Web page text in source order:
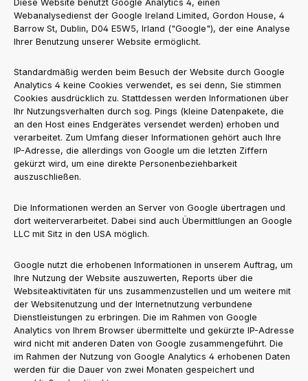
Diese Website benutzt Google Analytics 4, einen
Webanalysedienst der Google Ireland Limited, Gordon House, 4
Barrow St, Dublin, D04 E5W5, Irland ("Google"), der eine Analyse
Ihrer Benutzung unserer Website ermöglicht.
Standardmäßig werden beim Besuch der Website durch Google
Analytics 4 keine Cookies verwendet, es sei denn, Sie stimmen
Cookies ausdrücklich zu. Stattdessen werden Informationen über
Ihr Nutzungsverhalten durch sog. Pings (kleine Datenpakete, die
an den Host eines Endgerätes versendet werden) erhoben und
verarbeitet. Zum Umfang dieser Informationen gehört auch Ihre
IP-Adresse, die allerdings von Google um die letzten Ziffern
gekürzt wird, um eine direkte Personenbeziehbarkeit
auszuschließen.
Die Informationen werden an Server von Google übertragen und
dort weiterverarbeitet. Dabei sind auch Übermittlungen an Google
LLC mit Sitz in den USA möglich.
Google nutzt die erhobenen Informationen in unserem Auftrag, um
Ihre Nutzung der Website auszuwerten, Reports über die
Websiteaktivitäten für uns zusammenzustellen und um weitere mit
der Websitenutzung und der Internetnutzung verbundene
Dienstleistungen zu erbringen. Die im Rahmen von Google
Analytics von Ihrem Browser übermittelte und gekürzte IP-Adresse
wird nicht mit anderen Daten von Google zusammengeführt. Die
im Rahmen der Nutzung von Google Analytics 4 erhobenen Daten
werden für die Dauer von zwei Monaten gespeichert und